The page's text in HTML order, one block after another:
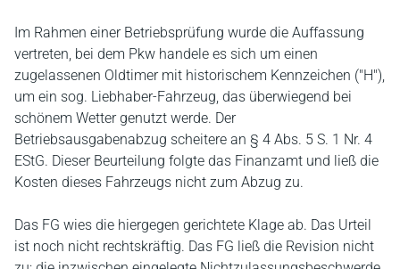
Im Rahmen einer Betriebsprüfung wurde die Auffassung
vertreten, bei dem Pkw handele es sich um einen
zugelassenen Oldtimer mit historischem Kennzeichen ("H"),
um ein sog. Liebhaber-Fahrzeug, das überwiegend bei
schönem Wetter genutzt werde. Der
Betriebsausgabenabzug scheitere an § 4 Abs. 5 S. 1 Nr. 4
EStG. Dieser Beurteilung folgte das Finanzamt und ließ die
Kosten dieses Fahrzeugs nicht zum Abzug zu.
Das FG wies die hiergegen gerichtete Klage ab. Das Urteil
ist noch nicht rechtskräftig. Das FG ließ die Revision nicht